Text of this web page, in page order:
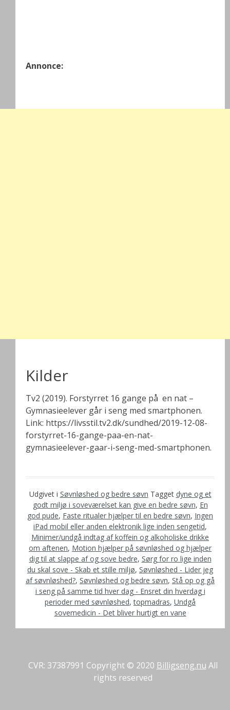
Annonce:
Kilder
Tv2 (2019). Forstyrret 16 gange på en nat –
Gymnasieelever går i seng med smartphonen.
Link: https://livsstil.tv2.dk/sundhed/2019-12-08-
forstyrret-16-gange-paa-en-nat-
gymnasieelever-gaar-i-seng-med-smartphonen.
Udgivet i Søvnløshed og bedre søvn Tagget dyne og et
godt miljø i soveværelset kan give en bedre søvn, En
god pude, Faste ritualer hjælper til en bedre søvn, Ingen
iPad mobil eller anden elektronik lige inden sengetid,
Minimer/undgå indtag af koffein og alkoholiske drikke
om aftenen, Motion hjælper på søvnløshed og hjælper
dig til at slappe af og sove bedre, Sørg for ro lige inden
du skal sove - Skab et stille miljø, Søvnløshed - Lider jeg
af søvnløshed?, Søvnløshed og bedre søvn, Stå op og gå
i seng på samme tid hver dag - Ensret din hverdag i
perioder med søvnløshed,topmadras, Undgå
sovemedicin - Det bliver hurtigt en vane
CVR: 37387991 Copyright © 2020 Billigseng.nu All
rights reserved